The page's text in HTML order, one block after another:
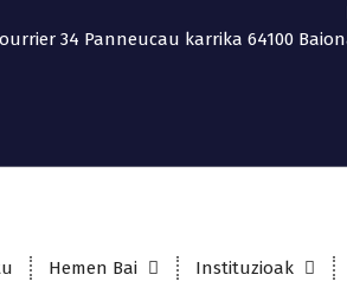
34 Panneucau karrika 64100
Hemen Bai Instituzioak